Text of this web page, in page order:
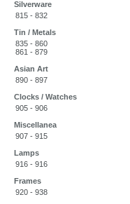
Silverware
815 - 832
Tin / Metals
835 - 860
861 - 879
Asian Art
890 - 897
Clocks / Watches
905 - 906
Miscellanea
907 - 915
Lamps
916 - 916
Frames
920 - 938